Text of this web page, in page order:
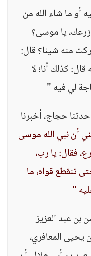
أو ما شاء الله من
يا موسى؟
منه شيئا؟ قال:
كذلك أنا؛ لا
لي فيه "
حدثنا حجاج، أخبرنا
أن نبي الله موسى
فقال: يا رب،
تنقطع قواه، ما
"
بن عبد العزيز
يحيى المعافري،